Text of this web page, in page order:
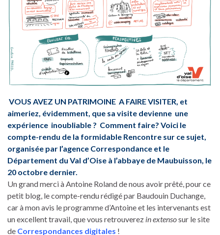
VOUS AVEZ UN PATRIMOINE A FAIRE VISITER, et
aimeriez, évidemment, que sa visite devienne une
expérience inoubliable ? Comment faire? Voici le
compte-rendu de la formidable Rencontre sur ce sujet,
organisée par l’agence Correspondance et le
Département du Val d’Oise à l’abbaye de Maubuisson, le
20 octobre dernier.
Un grand merci à Antoine Roland de nous avoir prêté, pour ce
petit blog, le compte-rendu rédigé par Baudouin Duchange,
car à mon avis le programme d’Antoine et les intervenants est
un excellent travail, que vous retrouverez in extensosur le site
de Correspondances digitales !